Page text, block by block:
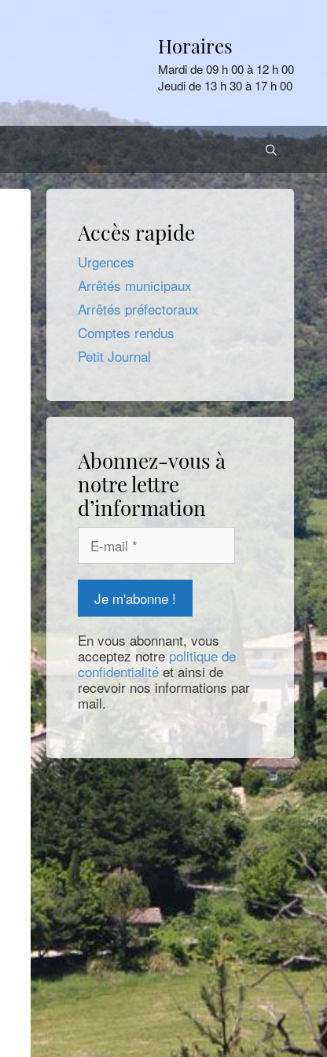
Horaires
Mardi de 09 h 00 à 12 h 00
Jeudi de 13 h 30 à 17 h 00
Accès rapide
Urgences
Arrêtés municipaux
Arrêtés préfectoraux
Comptes rendus
Petit Journal
Abonnez-vous à
notre lettre
d’information
En vous abonnant, vous
acceptez notre politique de
confidentialité et ainsi de
recevoir nos informations par
mail.